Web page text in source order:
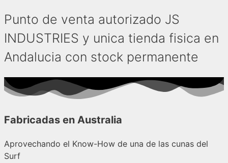
Punto de venta autorizado JS
INDUSTRIES y unica tienda fisica en
Andalucia con stock permanente
Fabricadas en Australia
Aprovechando el Know-How de una de las cunas del
Surf